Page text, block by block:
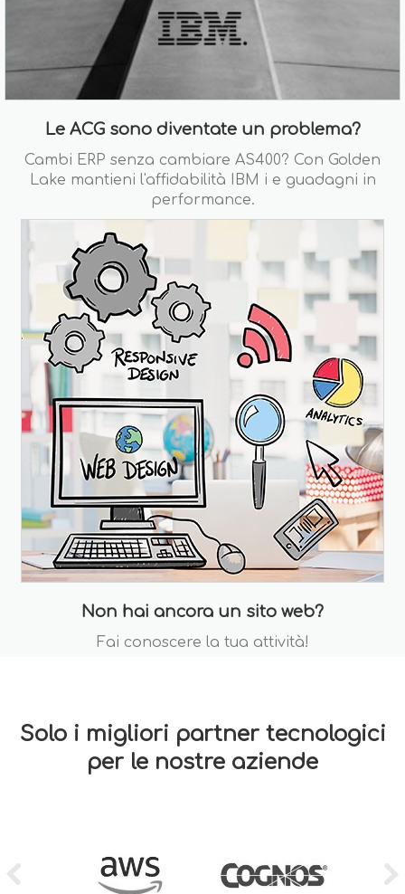
Le ACG sono diventate un problema?
Cambi ERP senza cambiare AS400? Con Golden
Lake mantieni l'affidabilità IBM i e guadagni in
performance.
Non hai ancora un sito web?
Fai conoscere la tua attività!
Solo i migliori partner tecnologici
per le nostre aziende